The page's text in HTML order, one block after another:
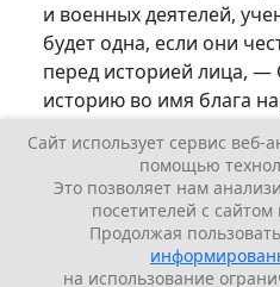
и военных деятелей,
будет одна, если они
перед историей лица, —
историю во имя блага
Примечательно
отношении народа к
произведении «Чаша»,
после его смерти, он
«…любил его
Сайт использует сервис веб-
помощью
Это позволяет нам
посетителей с
Продолжая
на использование